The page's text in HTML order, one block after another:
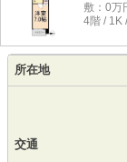
敷：0万
4階 / 1K
所在地
交通